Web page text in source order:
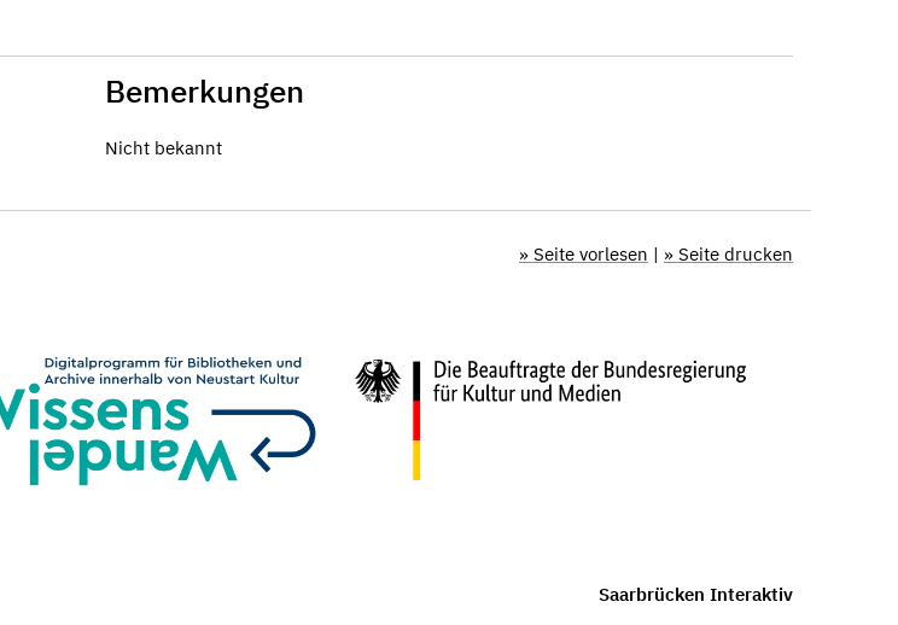
Bemerkungen
Nicht bekannt
» Seite vorlesen | » Seite drucken
Saarbrücken Interaktiv